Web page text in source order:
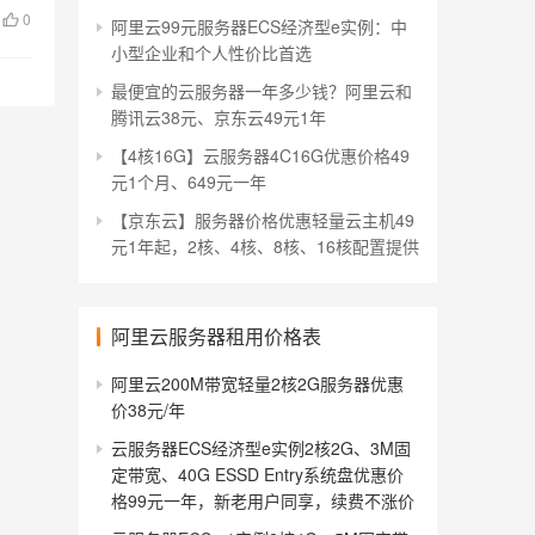
0
阿里云99元服务器ECS经济型e实例：中
小型企业和个人性价比首选
最便宜的云服务器一年多少钱？阿里云和
腾讯云38元、京东云49元1年
【4核16G】云服务器4C16G优惠价格49
元1个月、649元一年
【京东云】服务器价格优惠轻量云主机49
元1年起，2核、4核、8核、16核配置提供
阿里云服务器租用价格表
阿里云200M带宽轻量2核2G服务器优惠
价38元/年
云服务器ECS经济型e实例2核2G、3M固
定带宽、40G ESSD Entry系统盘优惠价
格99元一年，新老用户同享，续费不涨价